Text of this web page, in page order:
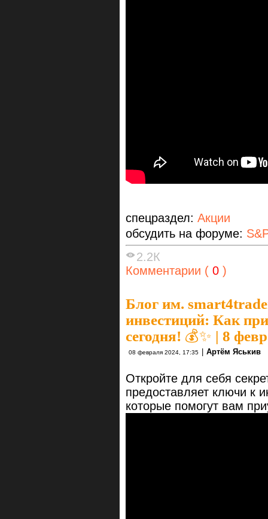
спецраздел: Акции
обсудить на форуме:
2.2К
Комментарии ( 0 )
Блог им.
инвестиций: Как
сегодня! 💰✨ | 8
08 февраля 2024, 17:35 | Артём Яськив
Откройте для себя
предоставляет ключи к
которые помогут вам